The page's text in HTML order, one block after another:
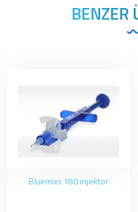
BENZER
Bluemixs 180 injektor